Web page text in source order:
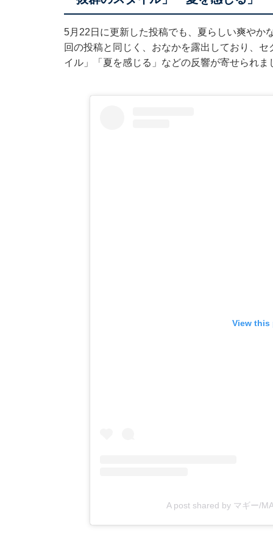
5月22日に更新した投稿でも、 夏らしい爽やか
回の投稿と同じく、おなかを露出しており、
イル」「夏を感じる」などの反響が寄せられ
View this
A post shared by マギー/